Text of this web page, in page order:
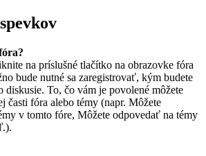
na príslušné tlačítko na obrazovke fóra
bude nutné sa zaregistrovať, kým budete
To, čo vám je povolené môžete
časti fóra alebo témy (napr. Môžete
v tomto fóre, Môžete odpovedať na témy